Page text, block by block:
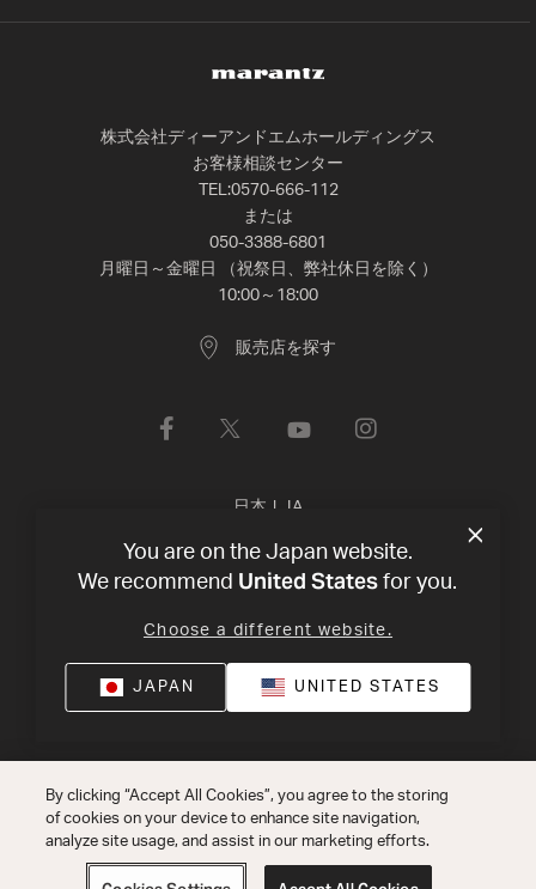
株式会社ディーアンドエムホールディングス
お客様相談センター
TEL:0570-666-112
または
050-3388-6801
月曜日～金曜日 （祝祭日、弊社休日を除く）
10:00～18:00
販売店を探す
日本 | JA
プライバシー・ポリシー 利用規約 ©2026 Harman
International Industries, Incorporated 無断転載を禁じます。
You are on the Japan website.
We recommend United States for you.
Choose a different website.
JAPAN UNITED STATES
By clicking “Accept All Cookies”, you agree to the storing
of cookies on your device to enhance site navigation,
analyze site usage, and assist in our marketing efforts.